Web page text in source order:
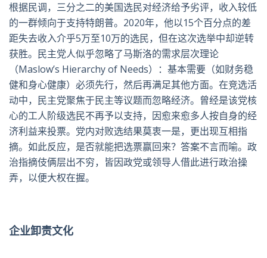
根据民调，三分之二的美国选民对经济给予劣评，收入较低
的一群倾向于支持特朗普。 2020年，他以15个百分点的差
距失去收入介乎5万至10万的选民，但在这次选举中却逆转
获胜。民主党人似乎忽略了马斯洛的需求层次理论
（Maslow’s Hierarchy of Needs）：基本需要（如财务稳
健和身心健康）必须先行，然后再满足其他方面。在竞选活
动中，民主党聚焦于民主等议题而忽略经济。曾经是该党核
心的工人阶级选民不再予以支持，因愈来愈多人按自身的经
济利益来投票。党内对败选结果莫衷一是，更出现互相指
摘。如此反应，是否就能把选票赢回来？答案不言而喻。政
治指摘伎俩层出不穷，皆因政党或领导人借此进行政治操
弄，以便大权在握。
企业卸责文化